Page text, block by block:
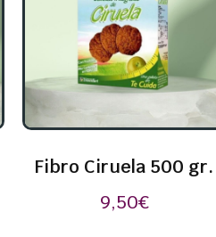
Fibro Ciruela 500 gr.
9,50€